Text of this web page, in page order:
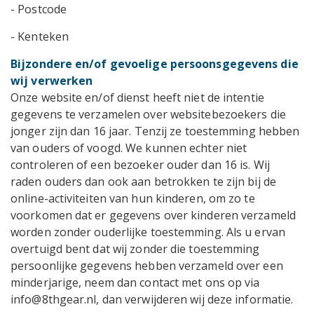
- Postcode
- Kenteken
Bijzondere en/of gevoelige persoonsgegevens die
wij verwerken
Onze website en/of dienst heeft niet de intentie
gegevens te verzamelen over websitebezoekers die
jonger zijn dan 16 jaar. Tenzij ze toestemming hebben
van ouders of voogd. We kunnen echter niet
controleren of een bezoeker ouder dan 16 is. Wij
raden ouders dan ook aan betrokken te zijn bij de
online-activiteiten van hun kinderen, om zo te
voorkomen dat er gegevens over kinderen verzameld
worden zonder ouderlijke toestemming. Als u ervan
overtuigd bent dat wij zonder die toestemming
persoonlijke gegevens hebben verzameld over een
minderjarige, neem dan contact met ons op via
info@8thgear.nl, dan verwijderen wij deze informatie.